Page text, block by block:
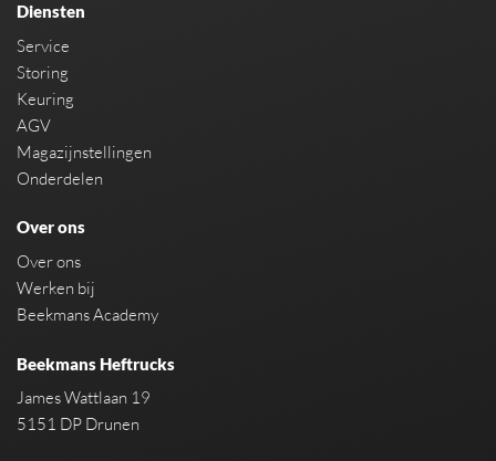
Diensten
Service
Storing
Keuring
AGV
Magazijnstellingen
Onderdelen
Over ons
Over ons
Werken bij
Beekmans Academy
Beekmans Heftrucks
James Wattlaan 19
5151 DP Drunen